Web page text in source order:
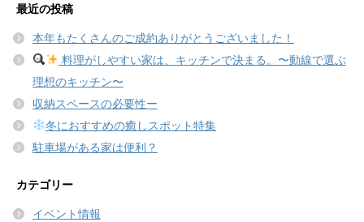
最近の投稿
本年もたくさんのご成約ありがとうございました！
料理がしやすい家は、キッチンで決まる。〜動線で選ぶ
理想のキッチン〜
収納スペースの必要性ー
冬におすすめの癒しスポット特集
駐車場がある家は便利？
カテゴリー
イベント情報